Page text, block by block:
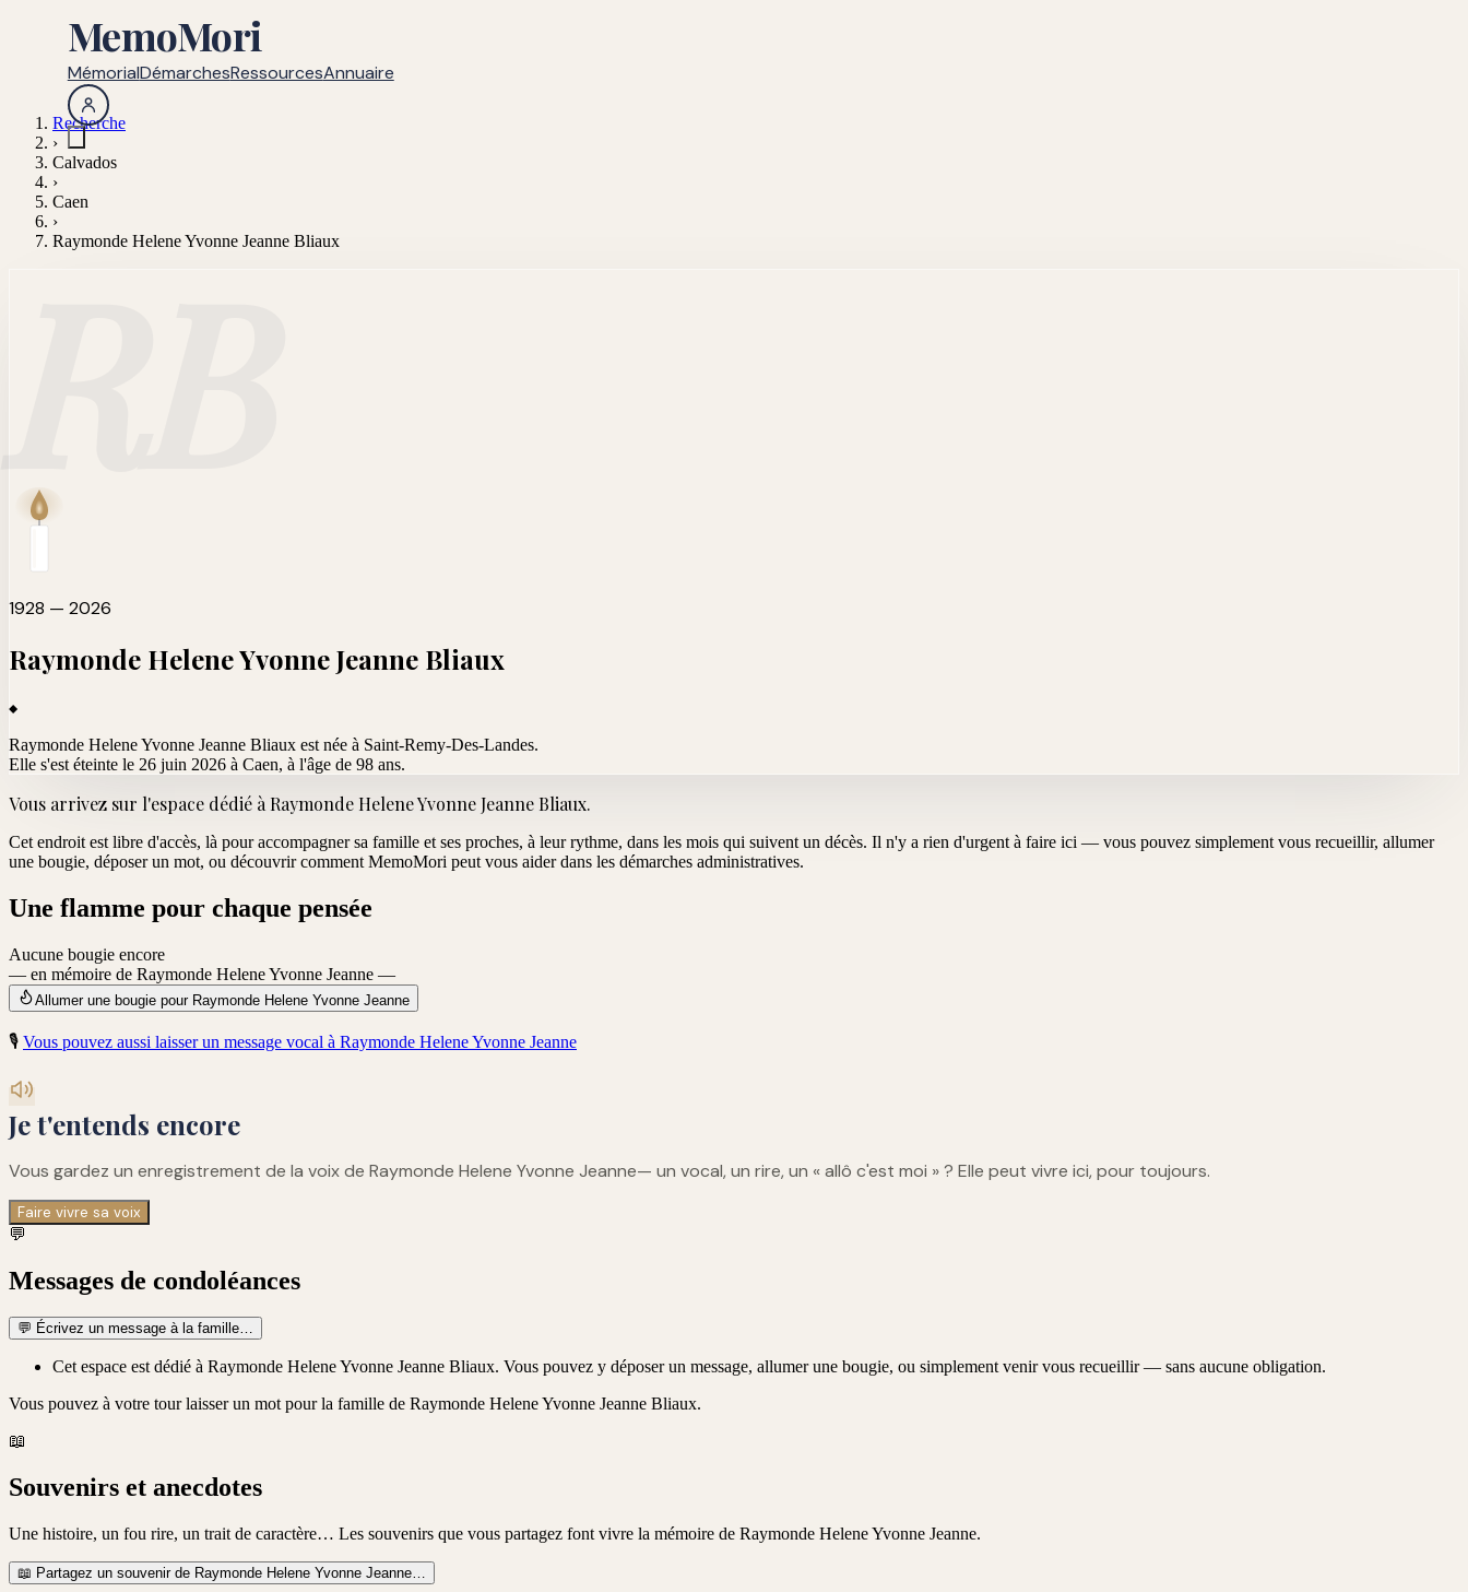
MemoMori
MémorialDémarchesRessourcesAnnuaire
Recherche
›
Calvados
›
Caen
›
Raymonde Helene Yvonne Jeanne Bliaux
1928 — 2026
Raymonde Helene Yvonne Jeanne Bliaux
Raymonde Helene Yvonne Jeanne Bliaux est née à Saint-Remy-Des-Landes.
Elle s'est éteinte le 26 juin 2026 à Caen, à l'âge de 98 ans.
Vous arrivez sur l'espace dédié à Raymonde Helene Yvonne Jeanne Bliaux.
Cet endroit est libre d'accès, là pour accompagner sa famille et ses proches, à leur rythme, dans les mois qui suivent un décès. Il n'y a rien d'urgent à faire ici — vous pouvez simplement vous recueillir, allumer
une bougie, déposer un mot, ou découvrir comment MemoMori peut vous aider dans les démarches administratives.
Une flamme pour chaque pensée
Aucune bougie encore
— en mémoire de Raymonde Helene Yvonne Jeanne —
Allumer une bougie pour Raymonde Helene Yvonne Jeanne
🎙️ Vous pouvez aussi laisser un message vocal à Raymonde Helene Yvonne Jeanne
Je t'entends encore
Vous gardez un enregistrement de la voix de Raymonde Helene Yvonne Jeanne— un vocal, un rire, un « allô c'est moi » ? Elle peut vivre ici, pour toujours.
Faire vivre sa voix
💬
Messages de condoléances
💬 Écrivez un message à la famille…
Cet espace est dédié à Raymonde Helene Yvonne Jeanne Bliaux. Vous pouvez y déposer un message, allumer une bougie, ou simplement venir vous recueillir — sans aucune obligation.
Vous pouvez à votre tour laisser un mot pour la famille de Raymonde Helene Yvonne Jeanne Bliaux.
📖
Souvenirs et anecdotes
Une histoire, un fou rire, un trait de caractère… Les souvenirs que vous partagez font vivre la mémoire de Raymonde Helene Yvonne Jeanne.
📖 Partagez un souvenir de Raymonde Helene Yvonne Jeanne…